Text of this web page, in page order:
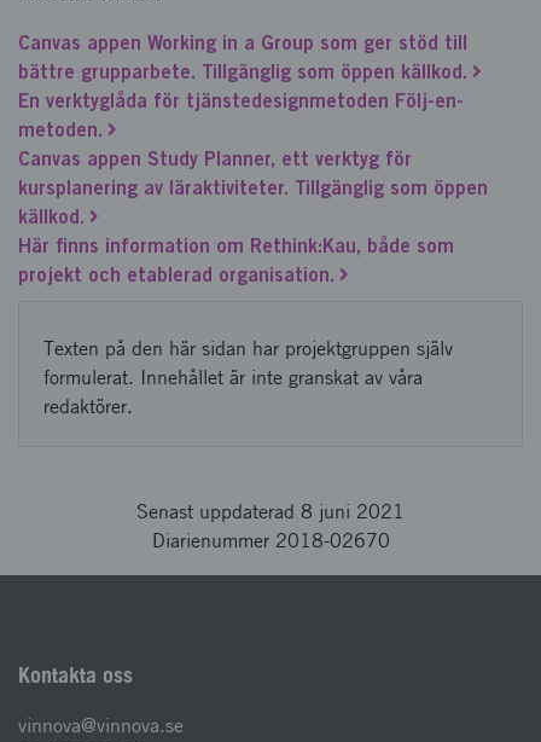
Canvas appen Working in a Group som ger stöd till
bättre grupparbete. Tillgänglig som öppen källkod.
En verktyglåda för tjänstedesignmetoden Följ-en-
metoden.
Canvas appen Study Planner, ett verktyg för
kursplanering av läraktiviteter. Tillgänglig som öppen
källkod.
Här finns information om Rethink:Kau, både som
projekt och etablerad organisation.
Texten på den här sidan har projektgruppen själv
formulerat. Innehållet är inte granskat av våra
redaktörer.
Senast uppdaterad 8 juni 2021
Diarienummer 2018-02670
Kontakta oss
vinnova@vinnova.se